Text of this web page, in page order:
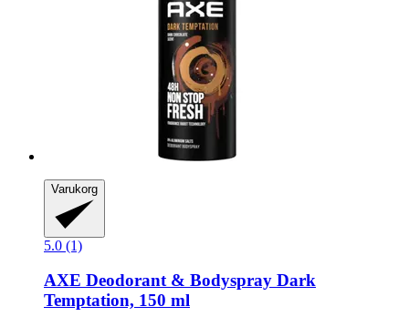
Varukorg
5.0 (1)
AXE Deodorant & Bodyspray Dark
Temptation, 150 ml